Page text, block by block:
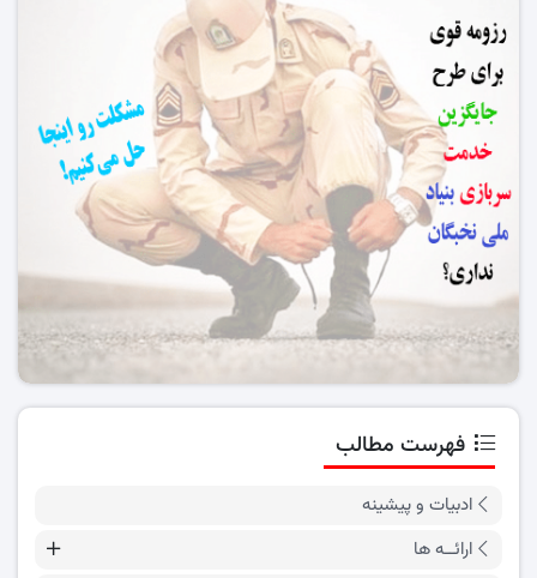
فهرست مطالب
ادبیات و پیشینه
ارائــه ها